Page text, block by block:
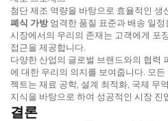
첨단 제조 역량을 바탕으로 효율적인 생
폐식 가방엄격한 품질 표준과 배송 일
시장에서의 우리의 존재는 고객에게 포
접근을 제공합니다.
다양한 산업의 글로벌 브랜드와의 협력
에 대한 우리의 의지를 보여줍니다. 모든
젝트는 재료 공학, 설계 최적화, 국제 무
지식을 바탕으로 하여 성공적인 시장 진
결론